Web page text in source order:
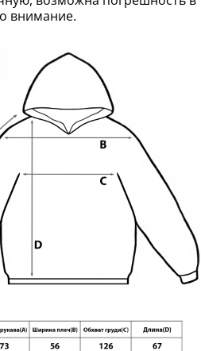
внимание.